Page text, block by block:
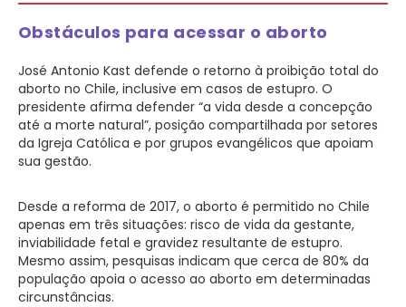
Obstáculos para acessar o aborto
José Antonio Kast defende o retorno à proibição total do
aborto no Chile, inclusive em casos de estupro. O
presidente afirma defender “a vida desde a concepção
até a morte natural”, posição compartilhada por setores
da Igreja Católica e por grupos evangélicos que apoiam
sua gestão.
Desde a reforma de 2017, o aborto é permitido no Chile
apenas em três situações: risco de vida da gestante,
inviabilidade fetal e gravidez resultante de estupro.
Mesmo assim, pesquisas indicam que cerca de 80% da
população apoia o acesso ao aborto em determinadas
circunstâncias.